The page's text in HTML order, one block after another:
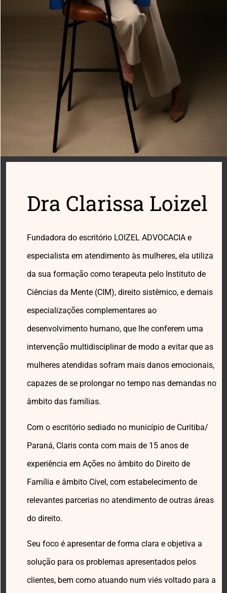
Dra Clarissa Loizel
Fundadora do escritório LOIZEL ADVOCACIA e
especialista em atendimento às mulheres, ela utiliza
da sua formação como terapeuta pelo Instituto de
Ciências da Mente (CIM), direito sistêmico, e demais
especializações complementares ao
desenvolvimento humano, que lhe conferem uma
intervenção multidisciplinar de modo a evitar que as
mulheres atendidas sofram mais danos emocionais,
capazes de se prolongar no tempo nas demandas no
âmbito das famílias.
Com o escritório sediado no município de Curitiba/
Paraná, Claris conta com mais de 15 anos de
experiência em Ações no âmbito do Direito de
Família e âmbito Cível, com estabelecimento de
relevantes parcerias no atendimento de outras áreas
do direito.
Seu foco é apresentar de forma clara e objetiva a
solução para os problemas apresentados pelos
clientes, bem como atuando num viés voltado para a